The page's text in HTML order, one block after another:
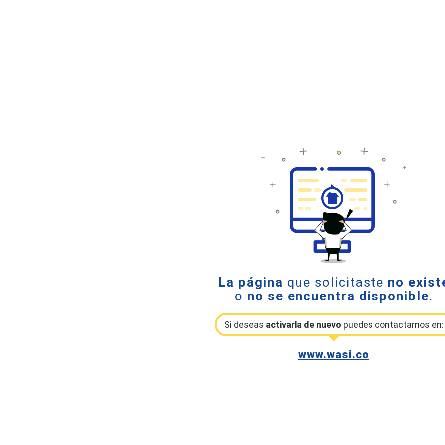
La página que solicitaste no
o no se encuentra disponible.
Si deseas activarla de nuevo puedes contactarnos en:
www.wasi.co